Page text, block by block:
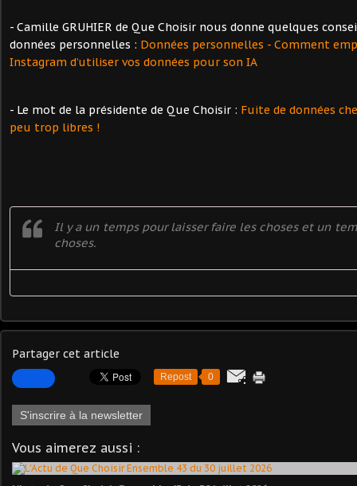
- Camille GRUHIER de Que Choisir nous donne quelques
données personnelles : Données personnelles - Comment
Instagram d’utiliser vos données pour son IA
- Le mot de la présidente de Que Choisir : Fuite de données
peu trop libres !
Il y a un temps pour laisser faire les choses et un
choses.
Partager cet article
Repost 0
S'inscrire à la newsletter
Vous aimerez aussi :